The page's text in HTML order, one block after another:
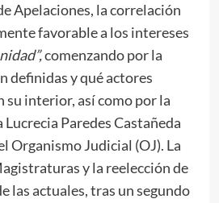
Apelaciones, la correlación
favorable a los intereses
comenzando por la
definidas y qué actores
su interior, así como por la
Paredes Castañeda
Organismo Judicial (OJ). La
y la reelección de
las actuales, tras un segundo